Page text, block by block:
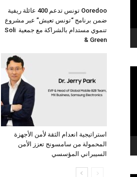
Ooredoo تونس تدعم 400 عائلة ريفية
ضمن برنامج “تونس تعيش” عبر مشروع
تنموي مستدام بالشراكة مع جمعية Soli
& Green
استراتيجية انعدام الثقة لأمن الأجهزة
المحمولة من سامسونج تعزز الأمن
السيبراني المؤسسي